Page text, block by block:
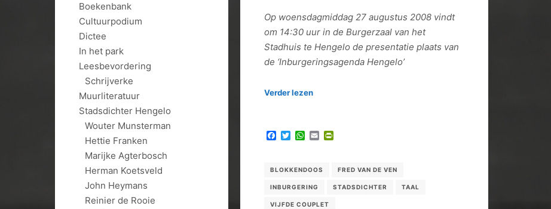
Op woensdagmiddag 27 augustus 2008 vindt
om 14:30 uur in de Burgerzaal van het
Stadhuis te Hengelo de presentatie plaats van
de ‘Inburgeringsagenda Hengelo’
Verder lezen
Facebook
TwitterWhatsApp
Email
BLOKKENDOOS FRED VAN DE VEN
INBURGERING STADSDICHTER TAAL
VIJFDE COUPLET
Boekenbank
Cultuurpodium
Dictee
In het park
Leesbevordering
Schrijverke
Muurliteratuur
Stadsdichter Hengelo
Wouter Munsterman
Hettie Franken
Marijke Agterbosch
Herman Koetsveld
John Heymans
Reinier de Rooie